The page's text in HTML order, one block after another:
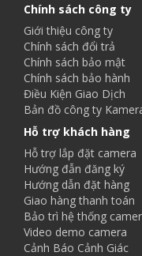
Chính sách công ty
Giới thiệu công ty
Chính sách đổi trả
Chính sách bảo mật
Chính sách bảo hành
Điều Kiện Giao Dịch
Bản đồ công ty
Hỗ trợ khách hàng
Hỗ trợ lắp đặt camera
Hướng đẫn đăng ký
Hướng dẫn đặt hàng
Giao hàng thanh toán
Bảo trì hệ thống
Video demo camera
Cảnh Báo Cảnh Giác